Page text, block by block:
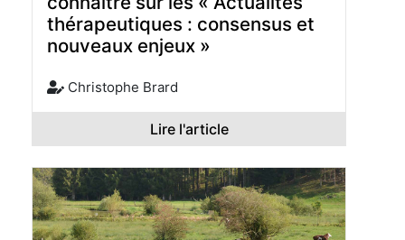
thérapeutiques : consensus et
nouveaux enjeux »
Christophe Brard
Lire l'article